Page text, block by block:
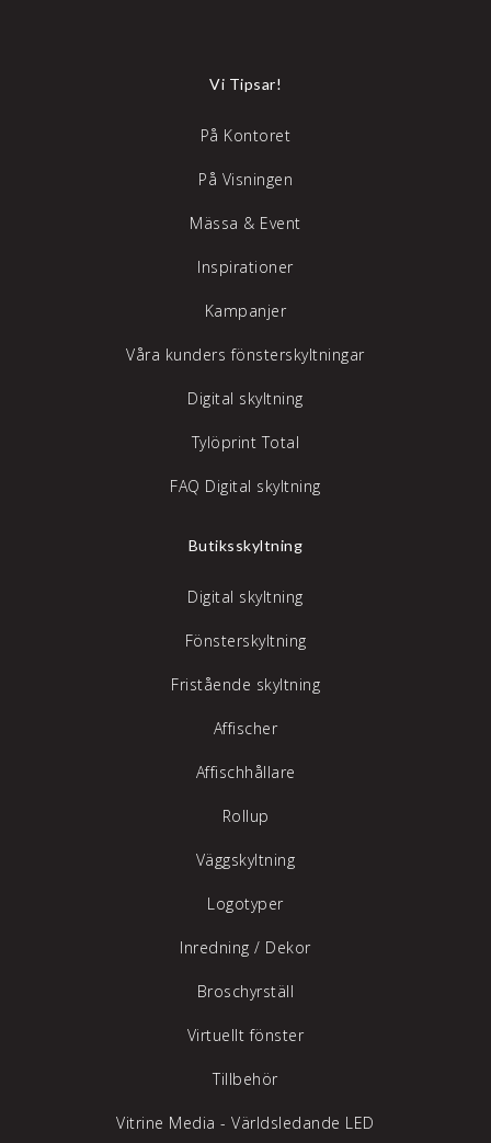
Vi Tipsar!
På Kontoret
På Visningen
Mässa & Event
Inspirationer
Kampanjer
Våra kunders fönsterskyltningar
Digital skyltning
Tylöprint Total
FAQ Digital skyltning
Butiksskyltning
Digital skyltning
Fönsterskyltning
Fristående skyltning
Affischer
Affischhållare
Rollup
Väggskyltning
Logotyper
Inredning / Dekor
Broschyrställ
Virtuellt fönster
Tillbehör
Vitrine Media - Världsledande LED